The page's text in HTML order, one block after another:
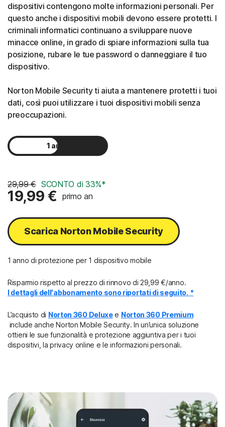
dispositivi contengono molte informazioni personali. Per
questo anche i dispositivi mobili devono essere protetti. I
criminali informatici continuano a sviluppare nuove
minacce online, in grado di spiare informazioni sulla tua
posizione, rubare le tue password o danneggiare il tuo
dispositivo.
Norton Mobile Security ti aiuta a mantenere protetti i tuoi
dati, così puoi utilizzare i tuoi dispositivi mobili senza
preoccupazioni.
1 anno
29,99 € SCONTO di 33%*
19,99 € primo an
Scarica Norton Mobile Security
1 anno di protezione per 1 dispositivo mobile
Risparmio rispetto al prezzo di rinnovo di 29,99 €/anno.
I dettagli dell'abbonamento sono riportati di seguito. *
L’acquisto di Norton 360 Deluxee Norton 360 Premium
include anche Norton Mobile Security. In un’unica soluzione
ottieni le sue funzionalità e protezione aggiuntiva per i tuoi
dispositivi, la privacy online e le informazioni personali.